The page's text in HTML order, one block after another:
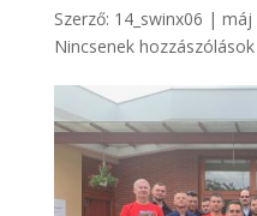
Szerző: 14_swinx06 | máj
Nincsenek hozzászólások